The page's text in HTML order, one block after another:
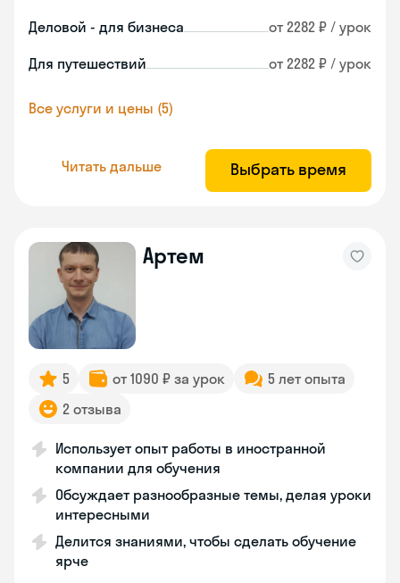
Деловой - для бизнеса от 2282 ₽ / урок
Для путешествий от 2282 ₽ / урок
Все услуги и цены (5)
Читать дальше Выбрать время
Артем
5 от 1090 ₽ за урок
5 лет опыта
2 отзыва
Использует опыт работы в иностранной
компании для обучения
Обсуждает разнообразные темы, делая уроки
интересными
Делится знаниями, чтобы сделать обучение
ярче